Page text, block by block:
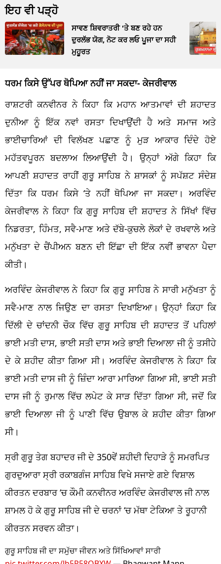
ਇਹ ਵੀ ਪੜ੍ਹੋ
ਸਾਵਣ ਸ਼ਿਵਰਾਤਰੀ 'ਤੇ ਬਣ ਰਹੇ ਹਨ
ਦੁਰਲੱਭ ਯੋਗ, ਨੋਟ ਕਰ ਲਓ ਪੂਜਾ ਦਾ ਸਹੀ
ਮੁਹੂਰਤ
ਧਰਮ ਕਿਸੇ ਉੱਪਰ ਥੋਪਿਆ ਨਹੀਂ ਜਾ ਸਕਦਾ- ਕੇਜਰੀਵਾਲ
ਰਾਸ਼ਟਰੀ ਕਨਵੀਨਰ ਨੇ ਕਿਹਾ ਕਿ ਮਹਾਨ ਆਤਮਾਵਾਂ ਦੀ ਸ਼ਹਾਦਤ
ਦੁਨੀਆ ਨੂੰ ਇੱਕ ਨਵਾਂ ਰਸਤਾ ਦਿਖਾਉਂਦੀ ਹੈ ਅਤੇ ਸਮਾਜ ਅਤੇ
ਭਾਈਚਾਰਿਆਂ ਦੀ ਵਿਲੱਖਣ ਪਛਾਣ ਨੂੰ ਮੁੜ ਆਕਾਰ ਦਿੰਦੇ ਹੋਏ
ਮਹੱਤਵਪੂਰਨ ਬਦਲਾਅ ਲਿਆਉਂਦੀ ਹੈ। ਉਨ੍ਹਾਂ ਅੱਗੇ ਕਿਹਾ ਕਿ
ਆਪਣੀ ਸ਼ਹਾਦਤ ਰਾਹੀਂ ਗੁਰੂ ਸਾਹਿਬ ਨੇ ਸ਼ਾਸਕਾਂ ਨੂੰ ਸਪੱਸ਼ਟ ਸੰਦੇਸ਼
ਦਿੱਤਾ ਕਿ ਧਰਮ ਕਿਸੇ ‘ਤੇ ਨਹੀਂ ਥੋਪਿਆ ਜਾ ਸਕਦਾ। ਅਰਵਿੰਦ
ਕੇਜਰੀਵਾਲ ਨੇ ਕਿਹਾ ਕਿ ਗੁਰੂ ਸਾਹਿਬ ਦੀ ਸ਼ਹਾਦਤ ਨੇ ਸਿੱਖਾਂ ਵਿੱਚ
ਨਿਡਰਤਾ, ਹਿੰਮਤ, ਸਵੈ-ਮਾਣ ਅਤੇ ਦੱਬੇ-ਕੁਚਲੇ ਲੋਕਾਂ ਦੇ ਰਖਵਾਲੇ ਅਤੇ
ਮਨੁੱਖਤਾ ਦੇ ਚੈਂਪੀਅਨ ਬਣਨ ਦੀ ਇੱਛਾ ਦੀ ਇੱਕ ਨਵੀਂ ਭਾਵਨਾ ਪੈਦਾ
ਕੀਤੀ।
ਅਰਵਿੰਦ ਕੇਜਰੀਵਾਲ ਨੇ ਕਿਹਾ ਕਿ ਗੁਰੂ ਸਾਹਿਬ ਨੇ ਸਾਰੀ ਮਨੁੱਖਤਾ ਨੂੰ
ਸਵੈ-ਮਾਣ ਨਾਲ ਜਿਉਣ ਦਾ ਰਸਤਾ ਦਿਖਾਇਆ। ਉਨ੍ਹਾਂ ਕਿਹਾ ਕਿ
ਦਿੱਲੀ ਦੇ ਚਾਂਦਨੀ ਚੌਕ ਵਿੱਚ ਗੁਰੂ ਸਾਹਿਬ ਦੀ ਸ਼ਹਾਦਤ ਤੋਂ ਪਹਿਲਾਂ
ਭਾਈ ਮਤੀ ਦਾਸ, ਭਾਈ ਸਤੀ ਦਾਸ ਅਤੇ ਭਾਈ ਦਿਆਲਾ ਜੀ ਨੂੰ ਤਸੀਹੇ
ਦੇ ਕੇ ਸ਼ਹੀਦ ਕੀਤਾ ਗਿਆ ਸੀ। ਅਰਵਿੰਦ ਕੇਜਰੀਵਾਲ ਨੇ ਕਿਹਾ ਕਿ
ਭਾਈ ਮਤੀ ਦਾਸ ਜੀ ਨੂੰ ਜ਼ਿੰਦਾ ਆਰਾ ਮਾਰਿਆ ਗਿਆ ਸੀ, ਭਾਈ ਸਤੀ
ਦਾਸ ਜੀ ਨੂੰ ਰੁਮਾਲ ਵਿੱਚ ਲਪੇਟ ਕੇ ਸਾੜ ਦਿੱਤਾ ਗਿਆ ਸੀ, ਜਦੋਂ ਕਿ
ਭਾਈ ਦਿਆਲਾ ਜੀ ਨੂੰ ਪਾਣੀ ਵਿੱਚ ਉਬਾਲ ਕੇ ਸ਼ਹੀਦ ਕੀਤਾ ਗਿਆ
ਸੀ।
ਸ੍ਰੀ ਗੁਰੂ ਤੇਗ ਬਹਾਦਰ ਜੀ ਦੇ 350ਵੇਂ ਸ਼ਹੀਦੀ ਦਿਹਾੜੇ ਨੂੰ ਸਮਰਪਿਤ
ਗੁਰਦੁਆਰਾ ਸ੍ਰੀ ਰਕਾਬਗੰਜ ਸਾਹਿਬ ਵਿਖੇ ਸਜਾਏ ਗਏ ਵਿਸ਼ਾਲ
ਕੀਰਤਨ ਦਰਬਾਰ ‘ਚ ਕੌਮੀ ਕਨਵੀਨਰ ਅਰਵਿੰਦ ਕੇਜਰੀਵਾਲ ਜੀ ਨਾਲ
ਸ਼ਾਮਲ ਹੋ ਕੇ ਗੁਰੂ ਸਾਹਿਬ ਜੀ ਦੇ ਚਰਨਾਂ ‘ਚ ਮੱਥਾ ਟੇਕਿਆ ਤੇ ਰੂਹਾਨੀ
ਕੀਰਤਨ ਸਰਵਨ ਕੀਤਾ।
ਗੁਰੂ ਸਾਹਿਬ ਜੀ ਦਾ ਸਮੁੱਚਾ ਜੀਵਨ ਅਤੇ ਸਿੱਖਿਆਵਾਂ ਸਾਰੀ